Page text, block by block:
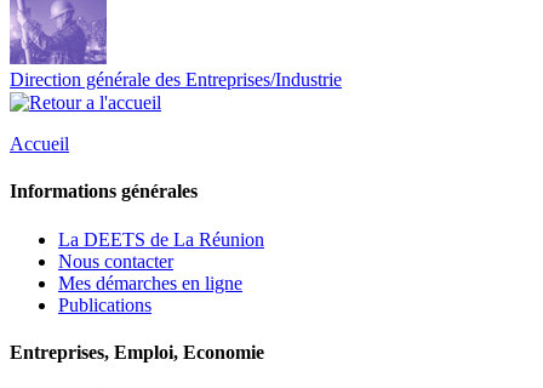
Direction générale des Entreprises/Industrie
Accueil
Informations générales
La DEETS de La Réunion
Nous contacter
Mes démarches en ligne
Publications
Entreprises, Emploi, Economie